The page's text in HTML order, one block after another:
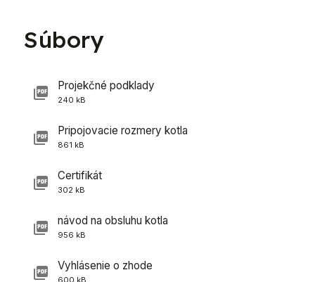
Súbory
Projekčné podklady
240 kB
Pripojovacie rozmery kotla
861 kB
Certifikát
302 kB
návod na obsluhu kotla
956 kB
Vyhlásenie o zhode
600 kB